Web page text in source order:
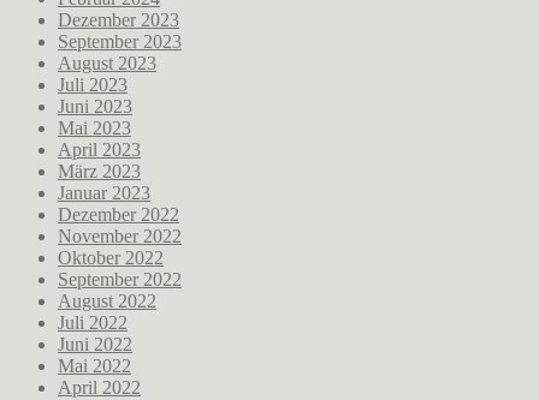
Dezember 2023
September 2023
August 2023
Juli 2023
Juni 2023
Mai 2023
April 2023
März 2023
Januar 2023
Dezember 2022
November 2022
Oktober 2022
September 2022
August 2022
Juli 2022
Juni 2022
Mai 2022
April 2022